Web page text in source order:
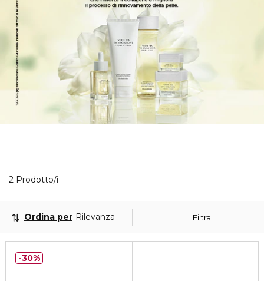
2 Prodotto/i
Filtra
Ordina per Rilevanza
30%